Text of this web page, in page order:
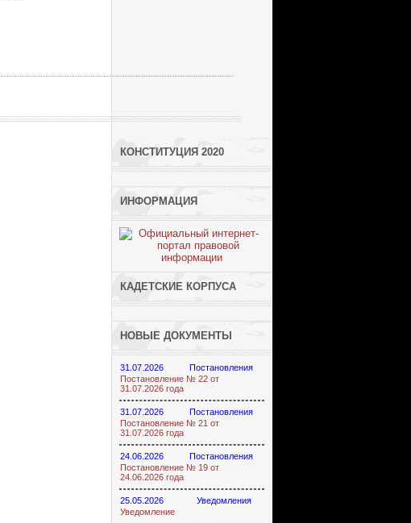
КОНСТИТУЦИЯ 2020
ИНФОРМАЦИЯ
КАДЕТСКИЕ КОРПУСА
НОВЫЕ ДОКУМЕНТЫ
31.07.2026
Постановления
Постановление № 22 от
31.07.2026 года
31.07.2026
Постановления
Постановление № 21 от
31.07.2026 года
24.06.2026
Постановления
Постановление № 19 от
24.06.2026 года
25.05.2026
Уведомления
Уведомление